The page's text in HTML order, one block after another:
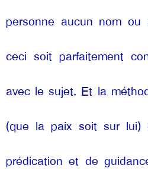
personne aucun nom
ceci soit parfaitement
avec le sujet. Et la
(que la paix soit sur
prédication et de